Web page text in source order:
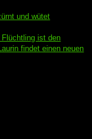
und wütet
Flüchtling ist den
findet einen neuen